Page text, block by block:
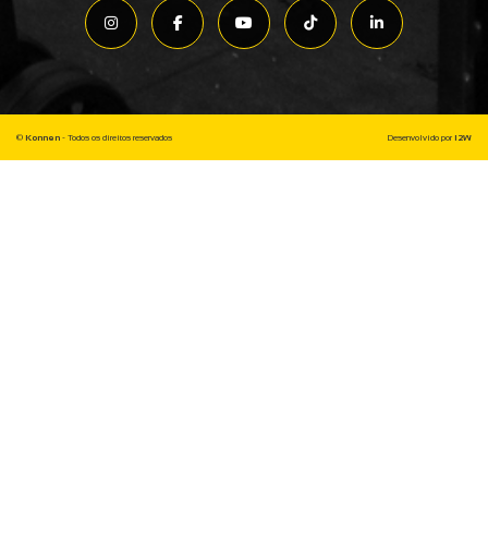
© Konnen - Todos os direitos reservados Desenvolvido por I2W